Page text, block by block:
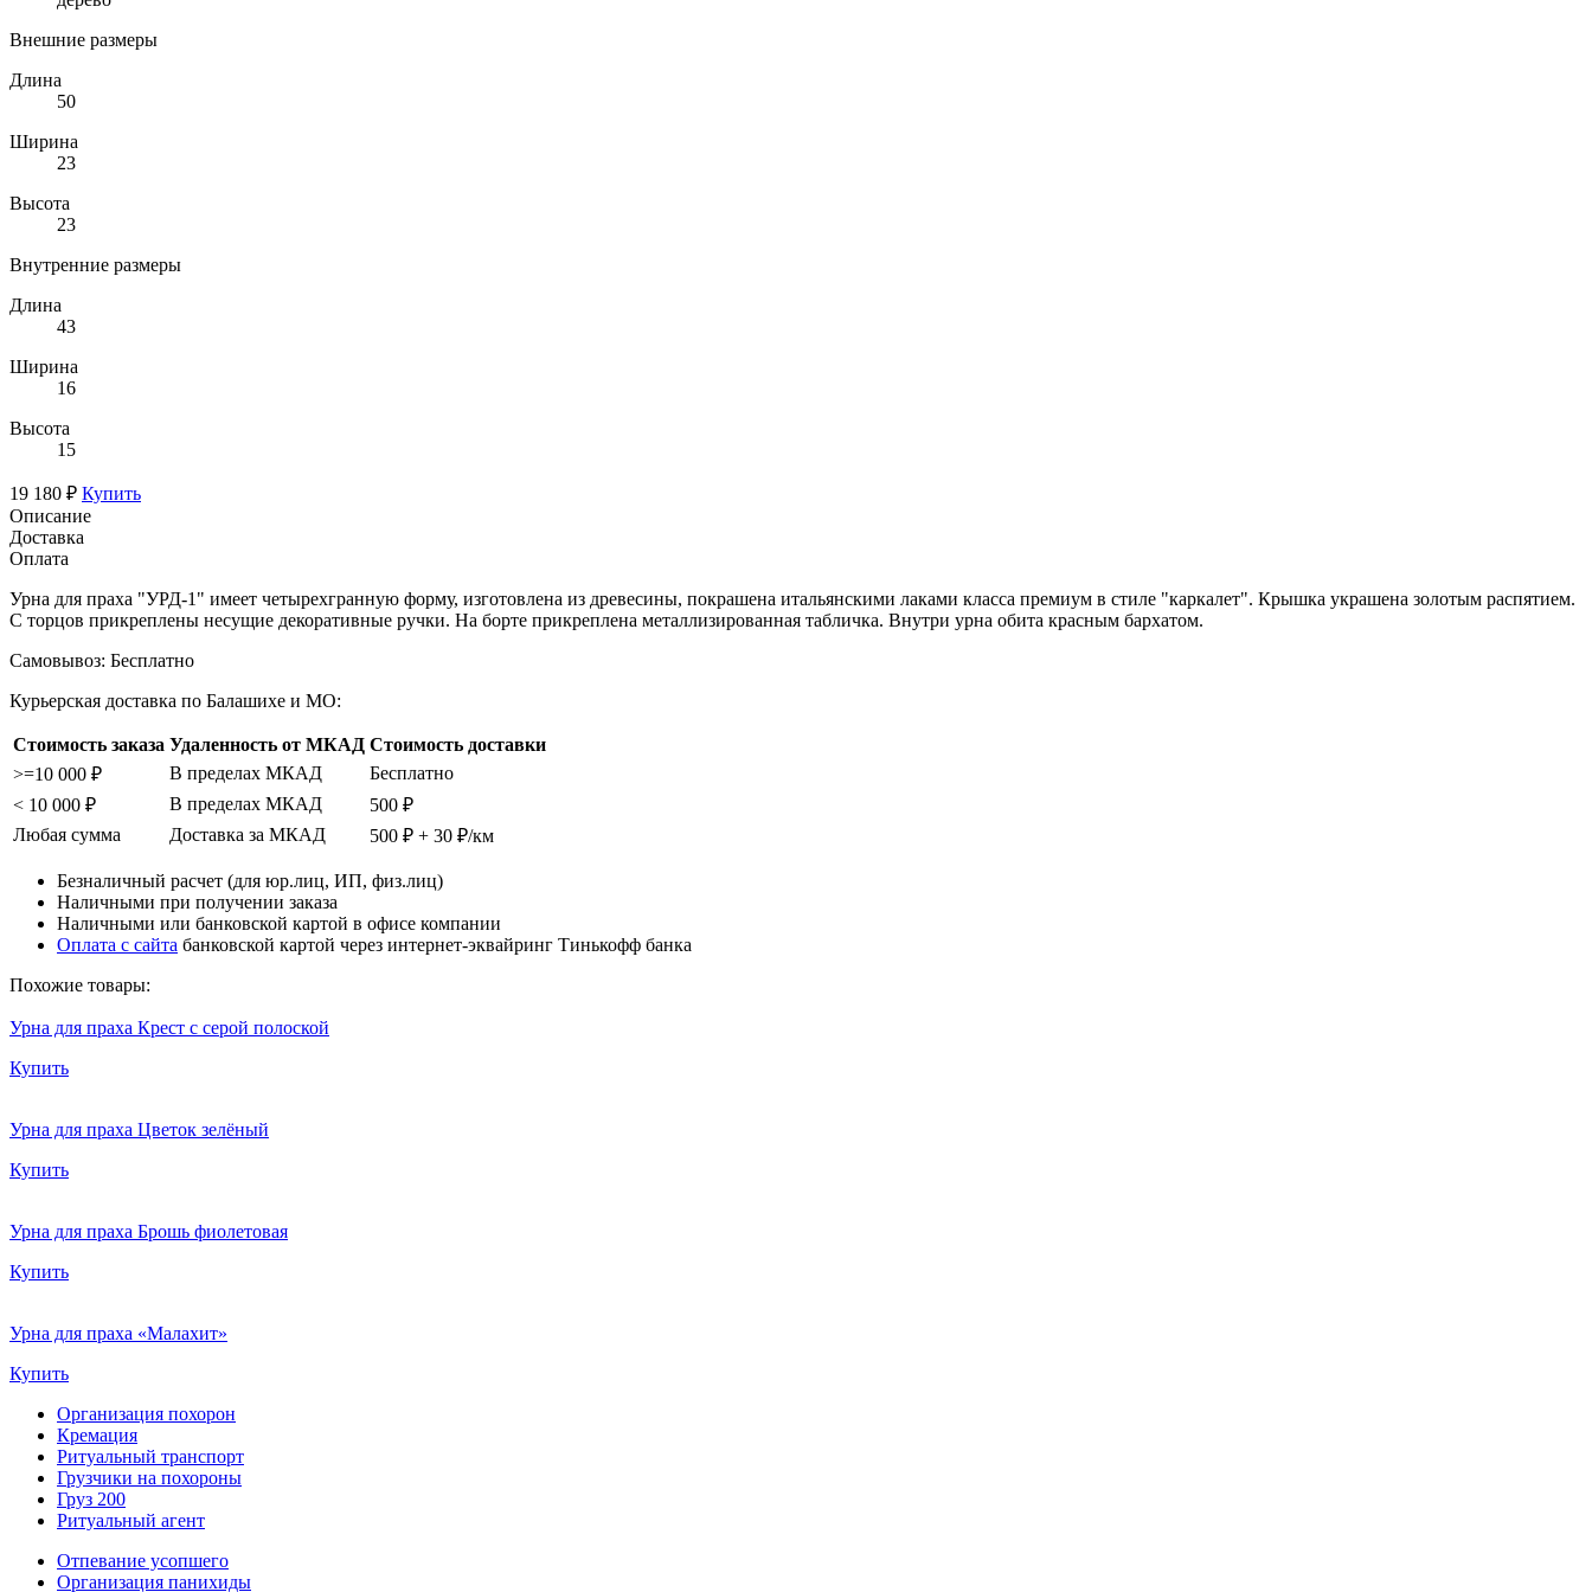
Внешние размеры
Длина
50
Ширина
23
Высота
23
Внутренние размеры
Длина
43
Ширина
16
Высота
15
19 180 ₽ Купить
Описание
Доставка
Оплата
Урна для праха "УРД-1" имеет четырехгранную форму, изготовлена из древесины, покрашена итальянскими лаками класса премиум в стиле "каркалет". Крышка украшена золотым распятием.
С торцов прикреплены несущие декоративные ручки. На борте прикреплена металлизированная табличка. Внутри урна обита красным бархатом.
Самовывоз: Бесплатно
Курьерская доставка по Балашихе и МО:
Стоимость заказа Удаленность от МКАД Стоимость доставки
>=10 000 ₽
В пределах МКАД
Бесплатно
< 10 000 ₽
В пределах МКАД
500 ₽
Любая сумма
Доставка за МКАД 500 ₽ + 30 ₽/км
Безналичный расчет (для юр.лиц, ИП, физ.лиц)
Наличными при получении заказа
Наличными или банковской картой в офисе компании
Оплата с сайта банковской картой через интернет-эквайринг Тинькофф банка
Похожие товары:
Урна для праха Крест с серой полоской
Купить
Урна для праха Цветок зелёный
Купить
Урна для праха Брошь фиолетовая
Купить
Урна для праха «Малахит»
Купить
Организация похорон
Кремация
Ритуальный транспорт
Грузчики на похороны
Груз 200
Ритуальный агент
Отпевание усопшего
Организация панихиды